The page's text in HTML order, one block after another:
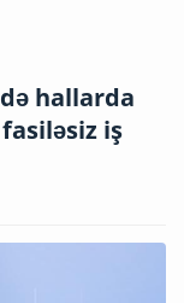
hallarda
iş